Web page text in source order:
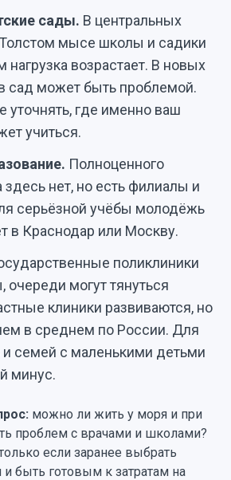
сады. В центральных
Толстом мысе школы и садики
нагрузка возрастает. В новых
сад может быть проблемой.
уточнять, где именно ваш
учиться.
Полноценного
здесь нет, но есть филиалы и
серьёзной учёбы молодёжь
в Краснодар или Москву.
поликлиники
очереди могут тянуться
клиники развиваются, но
в среднем по России. Для
и семей с маленькими детьми
минус.
можно ли жить у моря и при
проблем с врачами и школами?
если заранее выбрать
быть готовым к затратам на